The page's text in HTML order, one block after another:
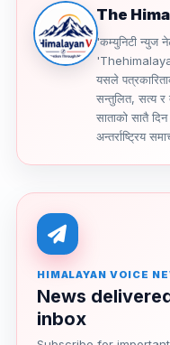
The
'कम्युनिटी न्युज
यसले
सन्तुलित, सत्य र
साताको सातै दिन
अन्तर्राष्ट्रिय
HIMALAYAN VOICE
News
inbox